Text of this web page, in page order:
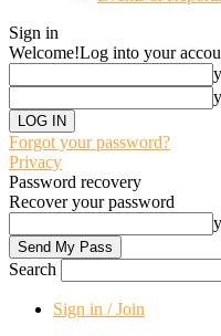
Sign in
Welcome!Log into your
Forgot your password?
Privacy
Password recovery
Recover your password
Search
Sign in / Join